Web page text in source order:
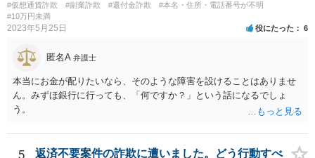
#仮想通貨詐欺 #副業詐欺 #還付金詐欺
#本名・住所・電話番号が不明
#10万円未満
2023年5月25日 役にたった 6
匿名A 弁護士
本当にお金が配りたいなら、そのような障害を設けることはありませ
ん。みずほ銀行に行っても、「何ですか？」という話になるでしょ
う。
5
返済不要案件の詐欺に遭いました。どう行動すべ